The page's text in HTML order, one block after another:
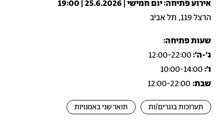
אירוע פתיחה: יום חמישי | 25.6.2026 | 19:00
הרצל 119, תל אביב
שעות פתיחה:
ג'-ה':12:00-22:00
ו':10:00-14:00
שבת:
תערוכות בוגרים/ות תואר שני באמנויות